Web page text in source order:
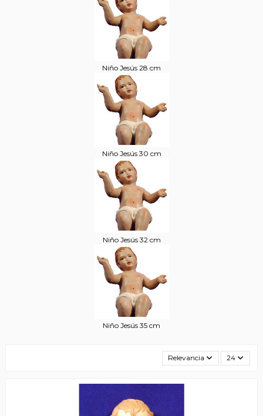
Niño Jesús 28 cm
Niño Jesús 30 cm
Niño Jesús 32 cm
Niño Jesús 35 cm
Relevancia 24